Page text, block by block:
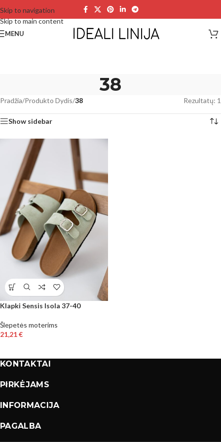
Skip to navigation
Skip to main content
MENU
38
Pradžia/Produkto Dydis/38 Rezultatų: 1
Show sidebar
Klapki Sensis Isola 37-40
Šlepetės moterims
21,21€
KONTAKTAI
PIRKĖJAMS
INFORMACIJA
PAGALBA